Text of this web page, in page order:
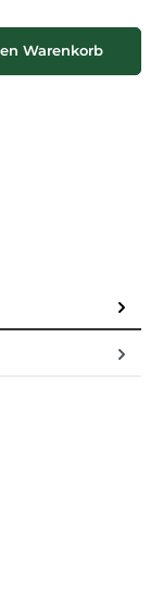
benutze die
Warenkorb